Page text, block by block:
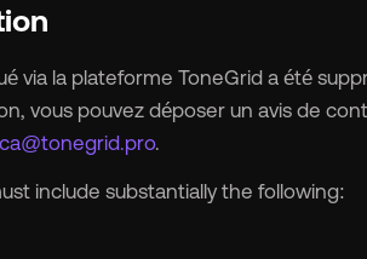
via la plateforme ToneGrid a été
vous pouvez déposer un avis de
.
include substantially the following: